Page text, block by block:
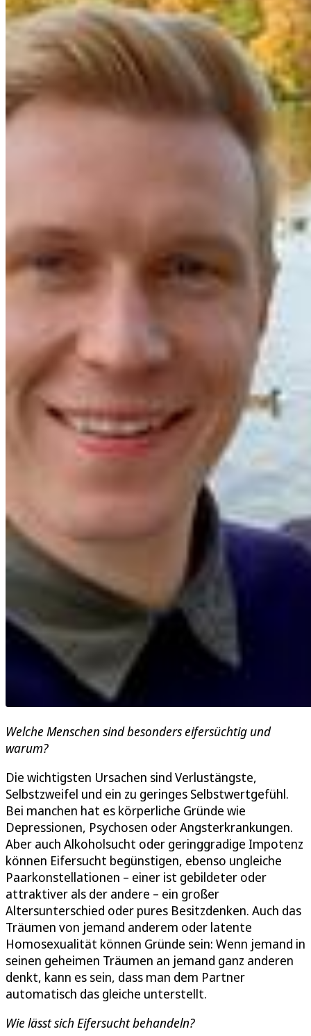
Welche Menschen sind besonders eifersüchtig und
warum?
Die wichtigsten Ursachen sind Verlustängste,
Selbstzweifel und ein zu geringes Selbstwertgefühl.
Bei manchen hat es körperliche Gründe wie
Depressionen, Psychosen oder Angsterkrankungen.
Aber auch Alkoholsucht oder geringgradige Impotenz
können Eifersucht begünstigen, ebenso ungleiche
Paarkonstellationen – einer ist gebildeter oder
attraktiver als der andere – ein großer
Altersunterschied oder pures Besitzdenken. Auch das
Träumen von jemand anderem oder latente
Homosexualität können Gründe sein: Wenn jemand in
seinen geheimen Träumen an jemand ganz anderen
denkt, kann es sein, dass man dem Partner
automatisch das gleiche unterstellt.
Wie lässt sich Eifersucht behandeln?